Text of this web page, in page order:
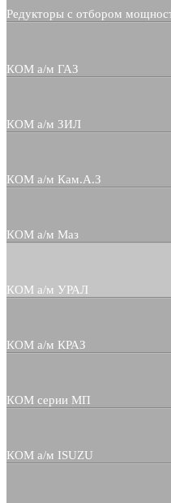
Редукторы с отбором
КОМ а/м ГАЗ
КОМ а/м ЗИЛ
КОМ а/м Кам.А.З
КОМ а/м Маз
КОМ а/м УРАЛ
КОМ а/м КРАЗ
КОМ серии МП
КОМ а/м ISUZU